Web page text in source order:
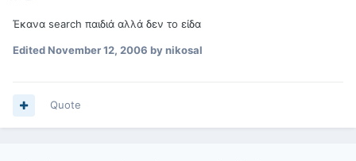
Έκανα search παιδιά αλλά δεν το είδα
EditedNovember 12, 2006 by nikosal
Quote